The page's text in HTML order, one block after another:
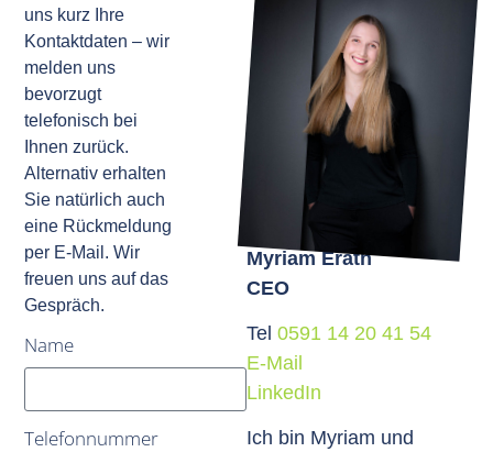
uns kurz Ihre
Kontaktdaten – wir
melden uns
bevorzugt
telefonisch bei
Ihnen zurück.
Alternativ erhalten
Sie natürlich auch
eine Rückmeldung
per E-Mail. Wir
freuen uns auf das
Gespräch.
Name
Telefonnummer
Myriam Erath
CEO
Tel 0591 14 20 41 54
E-Mail
LinkedIn
Ich bin Myriam und